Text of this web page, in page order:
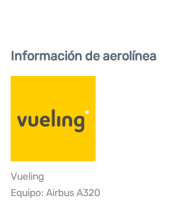
Información de aerolínea
Vueling
Equipo: Airbus A320